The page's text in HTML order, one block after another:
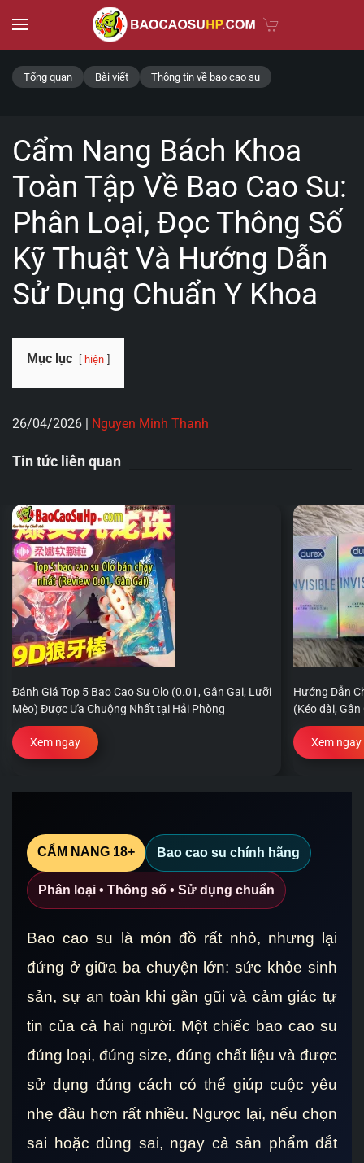
Skip to main content
Tổng quan Bài viết Thông tin về bao cao su
Cẩm Nang Bách Khoa
Toàn Tập Về Bao Cao Su:
Phân Loại, Đọc Thông Số
Kỹ Thuật Và Hướng Dẫn
Sử Dụng Chuẩn Y Khoa
Mục lục hiện
26/04/2026 | Nguyen Minh Thanh
Tin tức liên quan
Đánh Giá Top 5 Bao Cao Su Olo (0.01, Gân Gai, Lưỡi
Mèo) Được Ưa Chuộng Nhất tại Hải Phòng
Xem ngay
Hướng Dẫn
(Kéo dài,
Xem ngay
CẨM NANG 18+ Bao cao su chính hãng
Phân loại • Thông số • Sử dụng chuẩn
Bao cao su là món đồ rất nhỏ, nhưng lại
đứng ở giữa ba chuyện lớn: sức khỏe sinh
sản, sự an toàn khi gần gũi và cảm giác tự
tin của cả hai người. Một chiếc bao cao su
đúng loại, đúng size, đúng chất liệu và được
sử dụng đúng cách có thể giúp cuộc yêu
nhẹ đầu hơn rất nhiều. Ngược lại, nếu chọn
sai hoặc dùng sai, ngay cả sản phẩm đắt